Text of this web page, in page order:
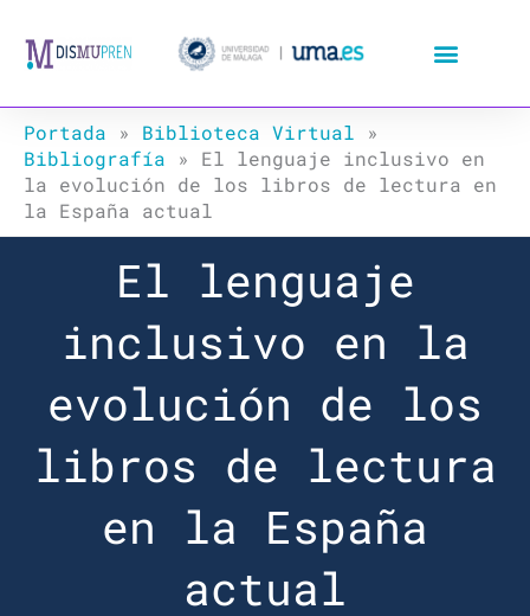
Portada » Biblioteca Virtual »
Bibliografía » El lenguaje inclusivo en
la evolución de los libros de lectura en
la España actual
El lenguaje
inclusivo en la
evolución de los
libros de lectura
en la España
actual